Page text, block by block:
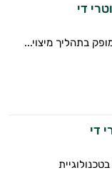
די
די